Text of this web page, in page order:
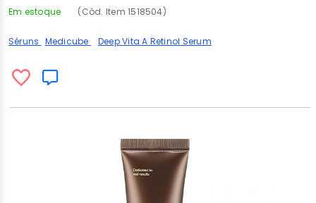
Em estoque (Cód. Item 1518504)
Séruns Medicube Deep Vita A Retinol Serum